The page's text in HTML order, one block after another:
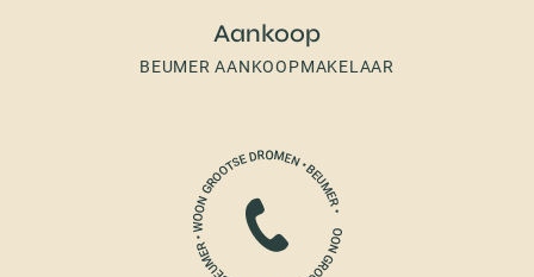
Aankoop
BEUMER AANKOOPMAKELAAR